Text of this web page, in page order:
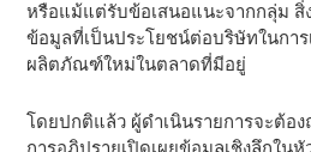
หรือแม้แต่รับข้อเสนอแนะจากกลุ่ม สิ่
ข้อมูลที่เป็นประโยชน์ต่อบริษัทในกา
ผลิตภัณฑ์ใหม่ในตลาดที่มีอยู่
โดยปกติแล้ว ผู้ดําเนินรายการจะต้อ